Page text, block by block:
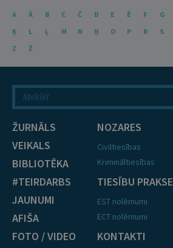
A Ā B C Č D E Ē F G
Ķ
L Ļ M N Ņ O P R S
Z
Ž
ŽURNĀLS
VEIKALS
BIBLIOTĒKA
#TEIRDARBS
JAUNUMI
AFIŠA
FOTO / VIDEO
NOZARES
Civiltiesības
Krimināltiesības
TIESĪBU PRAKSE
EST nolēmumi
ECT nolēmumi
KONTAKTI